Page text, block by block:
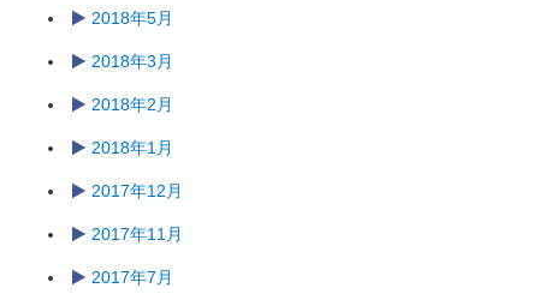
2018年5月
2018年3月
2018年2月
2018年1月
2017年12月
2017年11月
2017年7月